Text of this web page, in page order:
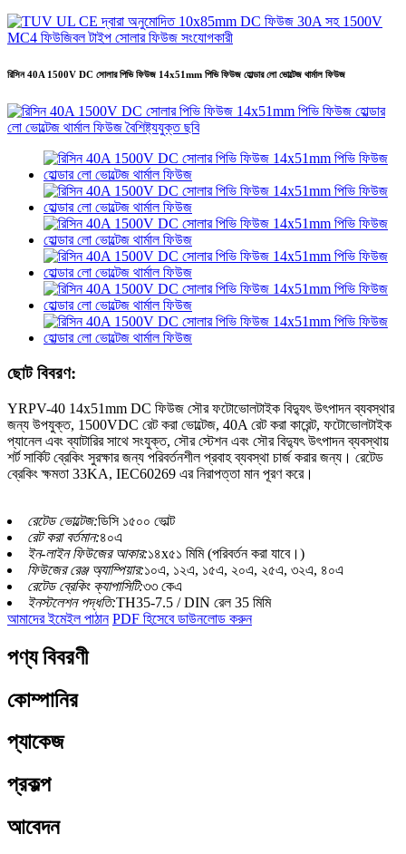
রিসিন 40A 1500V DC সোলার পিভি ফিউজ 14x51mm পিভি ফিউজ হোল্ডার লো ভোল্টেজ থার্মাল ফিউজ
ছোট বিবরণ:
YRPV-40 14x51mm DC ফিউজ সৌর ফটোভোলটাইক বিদ্যুৎ উৎপাদন ব্যবস্থার
জন্য উপযুক্ত, 1500VDC রেট করা ভোল্টেজ, 40A রেট করা কারেন্ট, ফটোভোলটাইক
প্যানেল এবং ব্যাটারির সাথে সংযুক্ত, সৌর স্টেশন এবং সৌর বিদ্যুৎ উৎপাদন ব্যবস্থায়
শর্ট সার্কিট ব্রেকিং সুরক্ষার জন্য পরিবর্তনশীল প্রবাহ ব্যবস্থা চার্জ করার জন্য। রেটেড
ব্রেকিং ক্ষমতা 33KA, IEC60269 এর নিরাপত্তা মান পূরণ করে।
রেটেড ভোল্টেজ:ডিসি ১৫০০ ভোল্ট
রেট করা বর্তমান:৪০এ
ইন-লাইন ফিউজের আকার:১৪x৫১ মিমি (পরিবর্তন করা যাবে।)
ফিউজের রেঞ্জ অ্যাম্পিয়ার:১০এ, ১২এ, ১৫এ, ২০এ, ২৫এ, ৩২এ, ৪০এ
রেটেড ব্রেকিং ক্যাপাসিটি:৩৩ কেএ
ইনস্টলেশন পদ্ধতি:TH35-7.5 / DIN রেল 35 মিমি
আমাদের ইমেইল পাঠান PDF হিসেবে ডাউনলোড করুন
পণ্য বিবরণী
কোম্পানির
প্যাকেজ
প্রকল্প
আবেদন